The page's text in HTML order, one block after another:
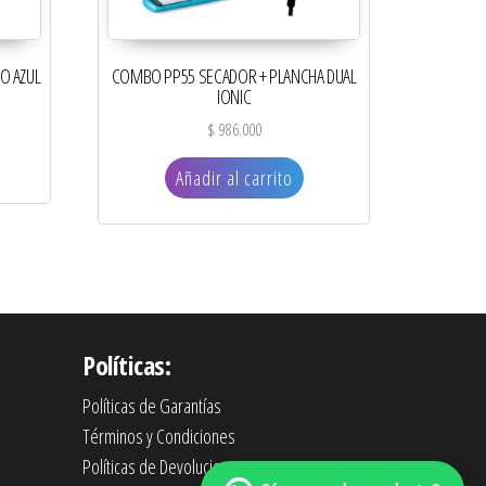
AZUL COMBO PP55 SECADOR + PLANCHA DUAL
IONIC
$ 986.000
Añadir al carrito
Políticas:
Políticas de Garantías
Términos y Condiciones
Políticas de Devoluciones